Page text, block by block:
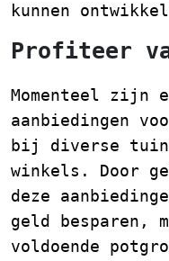
kunnen
Profiteer
Momenteel zijn
aanbiedingen
bij diverse
winkels. Door
deze
geld besparen,
voldoende